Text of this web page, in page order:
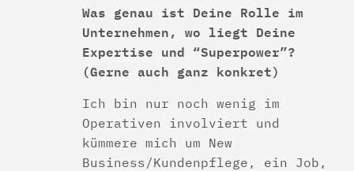
Was genau ist Deine Rolle im
Unternehmen, wo liegt Deine
Expertise und “Superpower”?
(Gerne auch ganz konkret)
Ich bin nur noch wenig im
Operativen involviert und
kümmere mich um New
Business/Kundenpflege, ein Job,